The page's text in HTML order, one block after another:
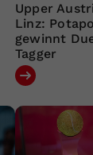
Upper
Linz:
gewinnt
Tagger